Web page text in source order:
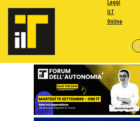
Leggi
ILT
Online